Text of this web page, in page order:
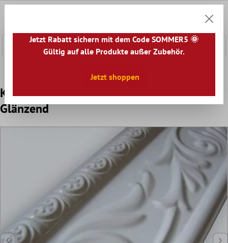
Keramik Wandbordüre 10x30cm Weiß
Glänzend
Jetzt Rabatt sichern mit dem Code SOMMER5 🌞
Gültig auf alle Produkte außer Zubehör.
Jetzt shoppen